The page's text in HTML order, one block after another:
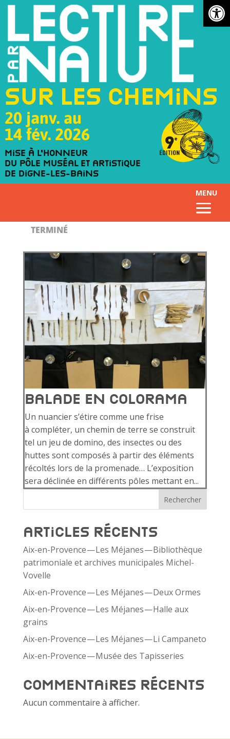
Sur les chemins
20 janv. au
14 fév. 2026
Mise à l'honneur
du Pôle muséal et artistique
de Digne-les-Bains
Balade en colorama
Un nuancier s’étire comme une frise
à compléter, un chemin de terre se construit
tel un jeu de domino, des insectes ou des
huttes sont composés à partir des éléments
récoltés lors de la promenade… L’exposition
sera déclinée en différents pôles mettant en...
Rechercher
Articles récents
Aix-​en-​Provence — Les Méjanes — Bibliothèque
patrimoniale et archives municipales Michel-
Vovelle
Aix-​en-​Provence — Les Méjanes — Deux Ormes
Aix-​en-​Provence — Les Méjanes — Halle aux
grains
Aix-​en-​Provence — Les Méjanes — Li Campaneto
Aix-​en-​Provence — Musée des Tapisseries
Commentaires récents
Aucun commentaire à afficher.